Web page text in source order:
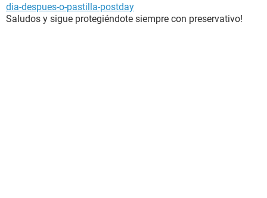
dia-despues-o-pastilla-postday
Saludos y sigue protegiéndote siempre con preservativo!